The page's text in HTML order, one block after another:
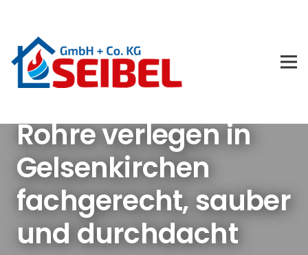
Rohre verlegen in
Gelsenkirchen
fachgerecht, sauber
und durchdacht